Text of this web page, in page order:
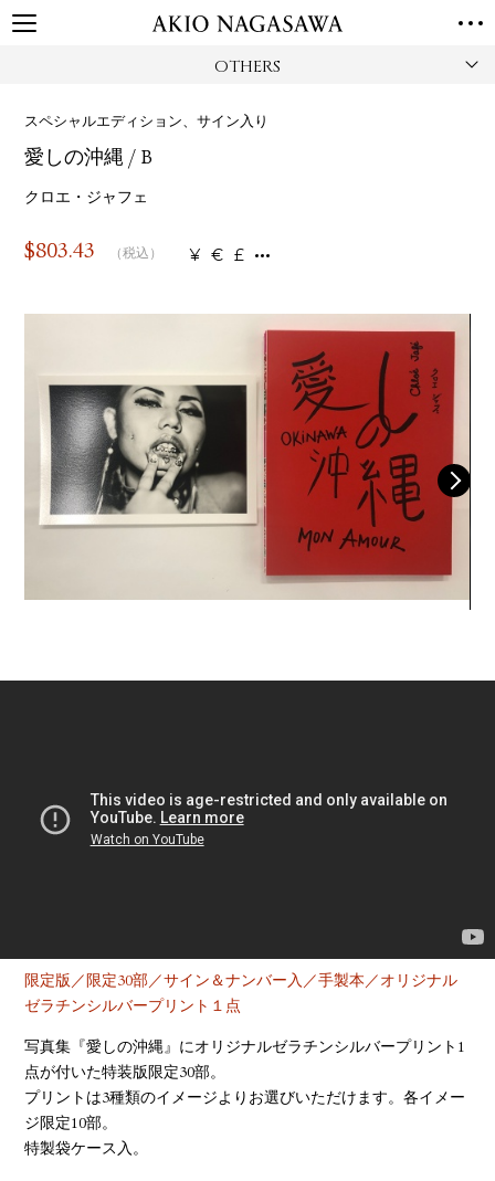
OTHERS
スペシャルエディション、サイン入り
愛しの沖縄 / B
クロエ・ジャフェ
$803.43 （税込） ¥ € £
限定版／限定30部／サイン＆ナンバー入／手製本／オリジナル
ゼラチンシルバープリント１点
写真集『愛しの沖縄』にオリジナルゼラチンシルバープリント1
点が付いた特装版限定30部。
プリントは3種類のイメージよりお選びいただけます。各イメー
ジ限定10部。
特製袋ケース入。
ONLINE
PUBLISHING
PRIVACY POLICY
INSTAGRAM
GALLERY
PUBLISHING
TWITTER
FACEBOOK
YOUTUBE